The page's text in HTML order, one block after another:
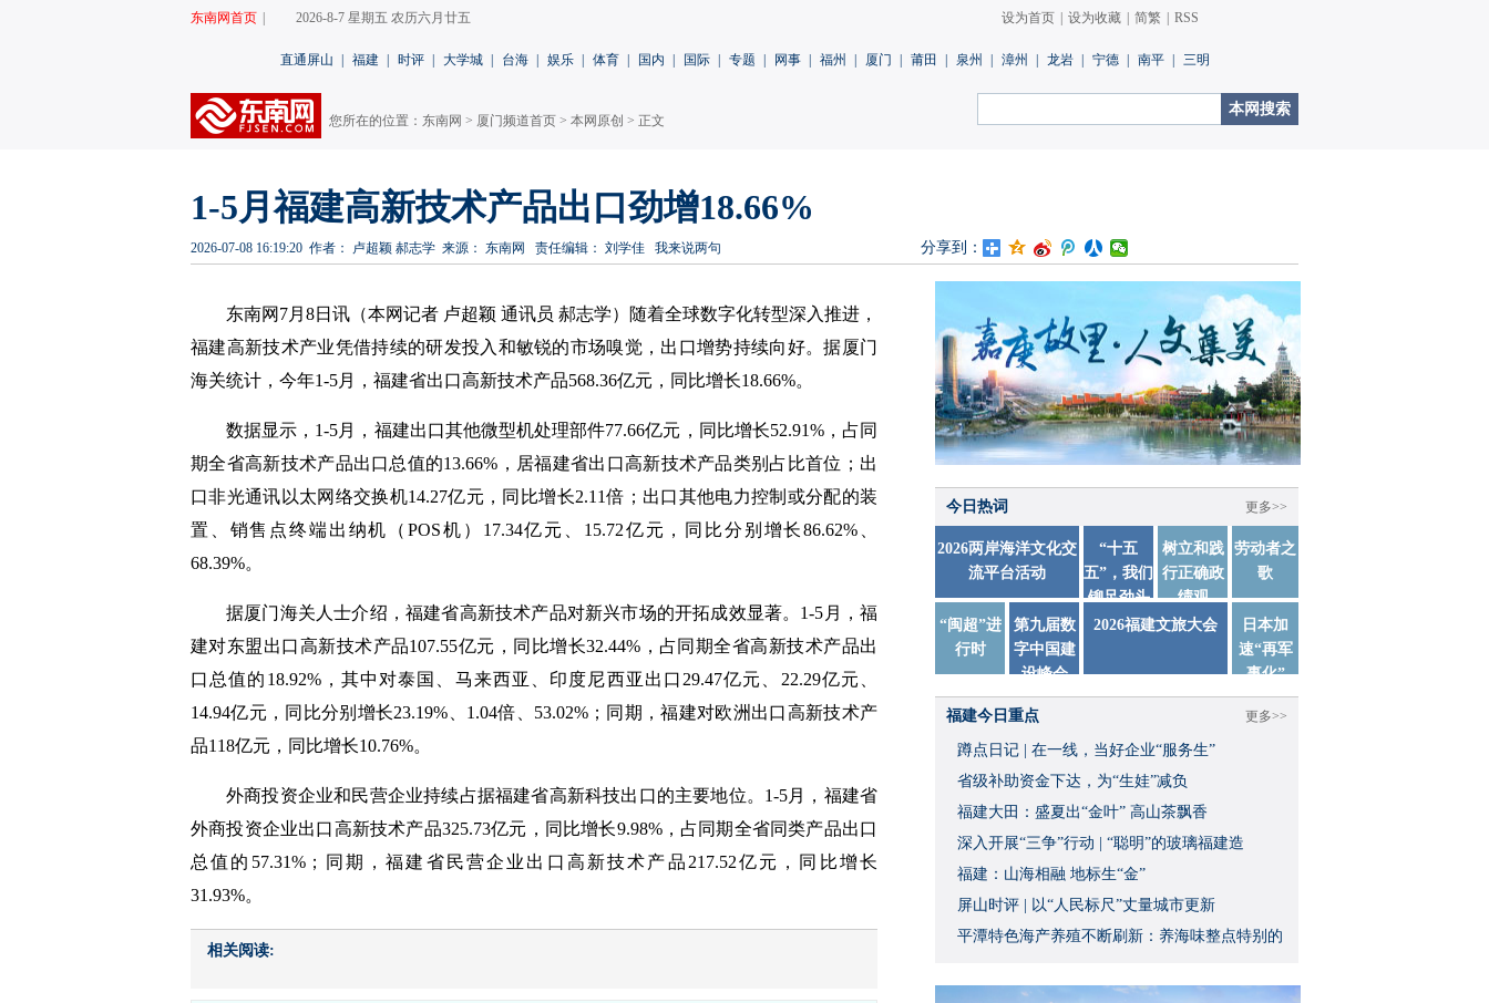
东南网首页 2026-8-7 星期五 农历六月廿五 设为首页 设为收藏 简繁 RSS
直通屏山 福建 时评 大学城 台海 娱乐 体育 国内 国际 专题 网事 福州 厦门 莆田 泉州 漳州 龙岩 宁德 南平 三明
您所在的位置： 东南网 > 厦门频道首页 > 本网原创 > 正文
1-5月福建高新技术产品出口劲增18.66%
2026-07-08 16:19:20 作者： 卢超颖 郝志学 来源： 东南网 责任编辑： 刘学佳 我来说两句 分享到：
东南网7月8日讯（本网记者 卢超颖 通讯员 郝志学）随着全球数字化转型深入推进，
福建高新技术产业凭借持续的研发投入和敏锐的市场嗅觉，出口增势持续向好。据厦门
海关统计，今年1-5月，福建省出口高新技术产品568.36亿元，同比增长18.66%。
数据显示，1-5月，福建出口其他微型机处理部件77.66亿元，同比增长52.91%，占同
期全省高新技术产品出口总值的13.66%，居福建省出口高新技术产品类别占比首位；出
口非光通讯以太网络交换机14.27亿元，同比增长2.11倍；出口其他电力控制或分配的装
置、销售点终端出纳机（POS机）17.34亿元、15.72亿元，同比分别增长86.62%、
68.39%。
据厦门海关人士介绍，福建省高新技术产品对新兴市场的开拓成效显著。1-5月，福
建对东盟出口高新技术产品107.55亿元，同比增长32.44%，占同期全省高新技术产品出
口总值的18.92%，其中对泰国、马来西亚、印度尼西亚出口29.47亿元、22.29亿元、
14.94亿元，同比分别增长23.19%、1.04倍、53.02%；同期，福建对欧洲出口高新技术产
品118亿元，同比增长10.76%。
外商投资企业和民营企业持续占据福建省高新科技出口的主要地位。1-5月，福建省
外商投资企业出口高新技术产品325.73亿元，同比增长9.98%，占同期全省同类产品出口
总值的57.31%；同期，福建省民营企业出口高新技术产品217.52亿元，同比增长
31.93%。
相关阅读:
更多>>
今日热词
2026两岸海洋文化交
流平台活动
“十五
五”，我们
铆足劲头
踏实干
树立和践
行正确政
绩观
劳动者之
歌
“闽超”进
行时
第九届数
字中国建
设峰会
2026福建文旅大会
日本加
速“再军
事化”
更多>>
福建今日重点
蹲点日记 | 在一线，当好企业“服务生”
省级补助资金下达，为“生娃”减负
福建大田：盛夏出“金叶” 高山茶飘香
深入开展“三争”行动 | “聪明”的玻璃福建造
福建：山海相融 地标生“金”
屏山时评 | 以“人民标尺”丈量城市更新
平潭特色海产养殖不断刷新：养海味整点特别的